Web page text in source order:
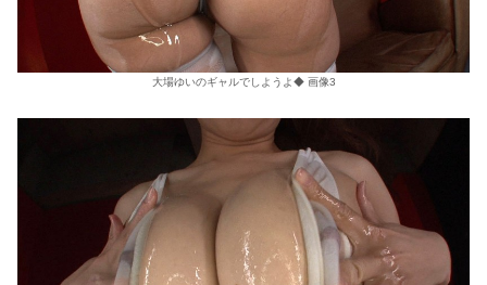
大場ゆいのギャルでしようよ◆ 画像3